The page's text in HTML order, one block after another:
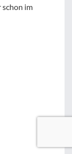
schon im